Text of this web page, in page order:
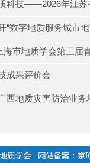
科技——2026年江苏
“数字地质服务城市
市地质学会第三届
成果评价会
西地质灾害防治业务